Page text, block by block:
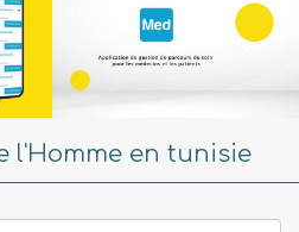
l'Homme en tunisie